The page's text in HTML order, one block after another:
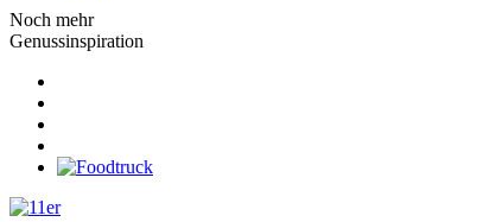
Noch mehr
Genussinspiration